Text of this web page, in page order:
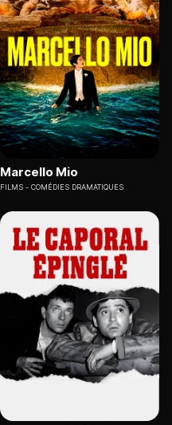
Marcello Mio
FILMS COMÉDIES DRAMATIQUES